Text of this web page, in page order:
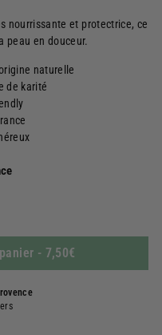
nourrissante et protectrice, ce
peau en douceur.
naturelle
de karité
- 7,50€